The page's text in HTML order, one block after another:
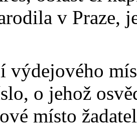
v Praze,
výdejového
o jehož
místo